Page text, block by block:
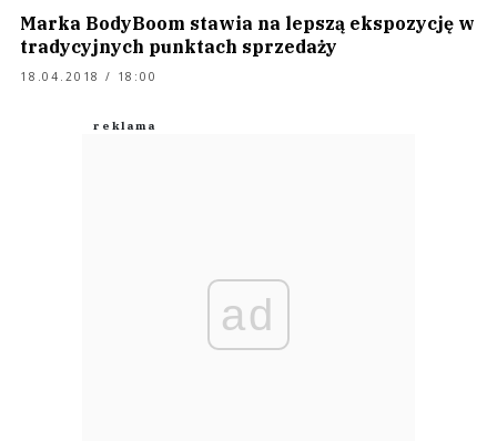
Marka BodyBoom stawia na lepszą ekspozycję w
tradycyjnych punktach sprzedaży
18.04.2018 / 18:00
ad